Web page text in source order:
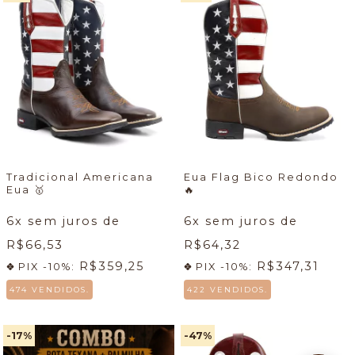
Tradicional Americana
Eua
🥇
6x sem juros de
R$66,53
PIX -10%: R$359,25
474 VENDIDOS.
Eua Flag Bico Redondo
🔥
6x sem juros de
R$64,32
PIX -10%: R$347,31
422 VENDIDOS.
-17% -47%